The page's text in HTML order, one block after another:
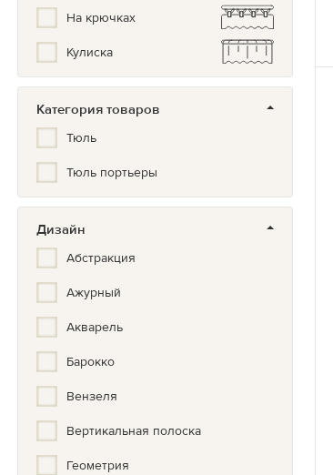
Бирюзовый
Синий/Голубой
Белый
Серый/черный
Мультиколор
Черно-белый
Серый
Золотой
Серебристый
Бронза
На крючках
Кулиска
Категория товаров
Тюль
Тюль портьеры
Дизайн
Абстракция
Ажурный
Акварель
Барокко
Вензеля
Вертикальная полоска
Геометрия